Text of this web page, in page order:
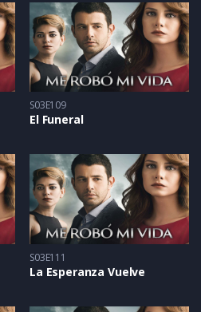
S03E109
El Funeral
S03E111
La Esperanza Vuelve